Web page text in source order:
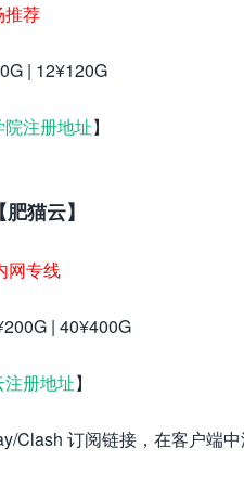
推荐
| 12¥120G
注册地址】
猫云】
网专线
| 40¥400G
注册地址】
Clash 订阅链接，在客户端中